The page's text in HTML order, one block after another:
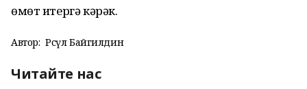
өмөт итергә кәрәк.
Автор: Рәсүл Байгилдин
Читайте нас